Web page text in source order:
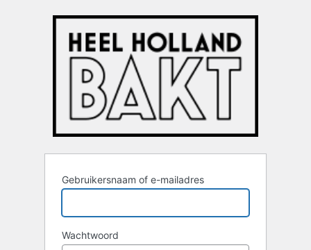
Gebruikersnaam of e-mailadres
Wachtwoord